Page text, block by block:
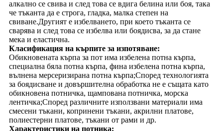
алкално се свива и след това се вдига белина или боя, така
че тъканта да е строга, гладка, малка степен на
свиване.Другият е избелването, при което тъканта се
сварява и след това се избелва или боядисва, за да стане
мека и еластична.
Класификация на кърпите за изпотяване:
Обикновената кърпа за пот има избелена потна кърпа,
специална бяла потна кърпа, фина избелена потна кърпа,
вълнена мерсеризирана потна кърпа;Според технологията
за боядисване и довършителна обработка не е същата като
обикновена потничка, щампована потничка, морска
лентичка;Според различните използвани материали има
смесени тъкани, копринени тъкани, акрилни платове,
полиестерни платове, тъкани от рами и др.
Характеристики на потника: